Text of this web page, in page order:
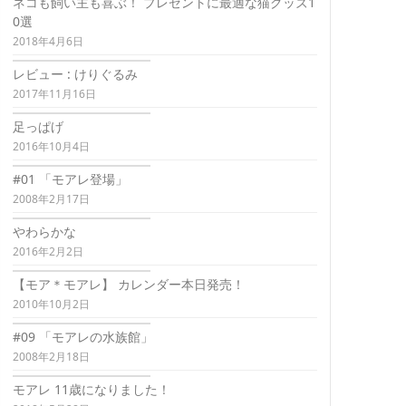
0選
2018年4月6日
レビュー : けりぐるみ
2017年11月16日
足っぱげ
2016年10月4日
#01 「モアレ登場」
2008年2月17日
やわらかな
2016年2月2日
【モア＊モアレ】 カレンダー本日発売！
2010年10月2日
#09 「モアレの水族館」
2008年2月18日
モアレ 11歳になりました！